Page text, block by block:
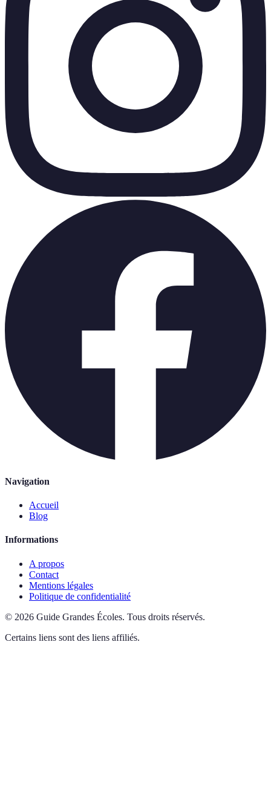
Navigation
Accueil
Blog
Informations
A propos
Contact
Mentions légales
Politique de confidentialité
© 2026 Guide Grandes Écoles. Tous droits réservés.
Certains liens sont des liens affiliés.